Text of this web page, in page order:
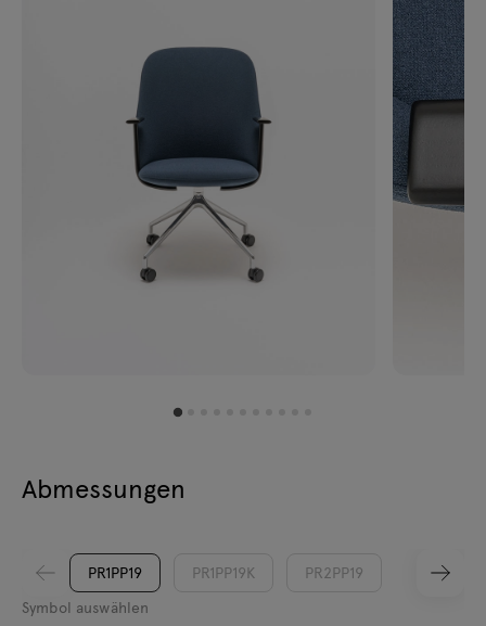
Abmessungen
PR1PP19 PR1PP19K
PR2PP19
Symbol auswählen